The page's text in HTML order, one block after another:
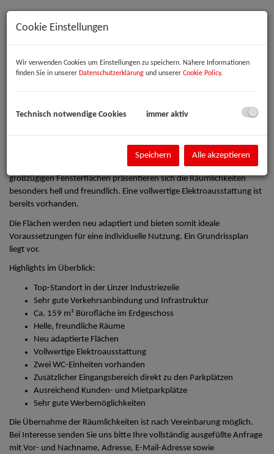
Beschreibung
Wirtschaftsstandort mit ausgezeichneter Verkehrsanbindung und
optimaler Infrastruktur.
Die Büroflächen befinden sich im Erdgeschoss eines gepflegten
Bürogebäudes und bieten eine Nutzfläche von ca. 159 m². Durch die
großzügigen Fensterflächen präsentieren sich die Räumlichkeiten
besonders hell und freundlich. Eine vollwertige Elektroausstattung ist
bereits vorhanden.
Die Flächen werden neu adaptiert und bieten somit ideale
Voraussetzungen für eine individuelle Nutzung. Ein Grundrissplan
liegt vor.
Highlights im Überblick:
Top-Standort in der Linzer Industriezeile
Sehr gute Verkehrsanbindung und Infrastruktur
Ca. 159 m² Bürofläche im Erdgeschoss
Helle, freundliche Räume
Neu adaptierte Flächen
Vollwertige Elektroausstattung
Zwei WC-Einheiten vorhanden
Zusätzlicher Eingangsbereich direkt zu den Parkplätzen
Ausreichend Kunden- und Mietparkplätze
Sehr gute Werbemöglichkeiten
Die Übernahme der Räumlichkeiten ist nach Vereinbarung möglich.
Bei Interesse senden Sie uns bitte Ihre vollständig ausgefüllte Anfrage
mit Vor- und Nachname, Adresse, E-Mail-Adresse sowie
Cookie Einstellungen
Wir verwenden Cookies um Einstellungen zu speichern. Nähere Informationen
finden Sie in unserer Datenschutzerklärung und unserer Cookie Policy.
Technisch notwendige Cookies immer aktiv
Speichern Alle akzeptieren